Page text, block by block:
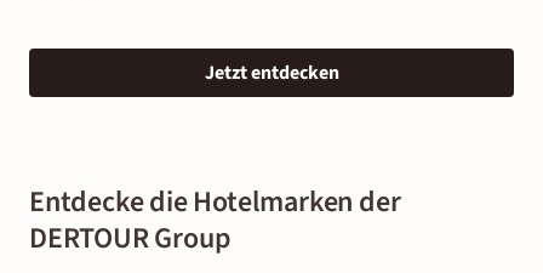
Jetzt entdecken
Entdecke die Hotelmarken der
DERTOUR Group